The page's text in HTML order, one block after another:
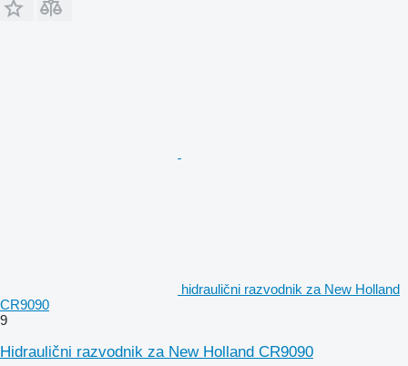
hidraulični razvodnik za New Holland
CR9090
9
Hidraulični razvodnik za New Holland CR9090